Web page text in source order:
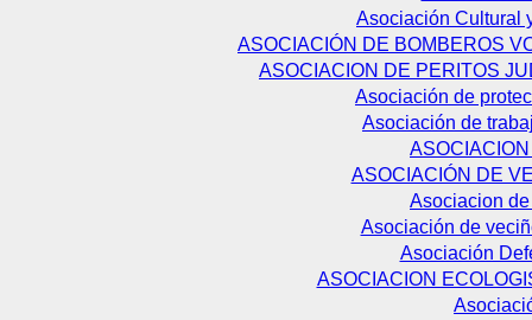
Asociación Cultural
ASOCIACIÓN DE BOMBEROS
ASOCIACION DE PERITOS
Asociación de
Asociación de
ASOCIACIÓN DE
Asociacion
Asociación de
Asociación
ASOCIACION